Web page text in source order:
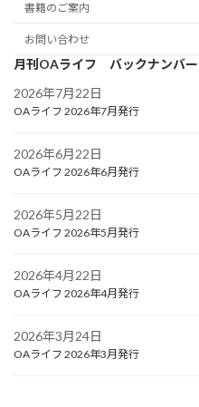
書籍のご案内
お問い合わせ
月刊OAライフ バックナンバー
2026年7月22日
OAライフ 2026年7月発行
2026年6月22日
OAライフ 2026年6月発行
2026年5月22日
OAライフ 2026年5月発行
2026年4月22日
OAライフ 2026年4月発行
2026年3月24日
OAライフ 2026年3月発行